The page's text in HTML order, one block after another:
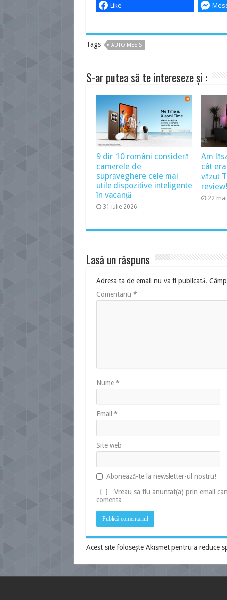
Like
Tags AUTO MEE S
S-ar putea să te intereseze și :
9 din 10 români consideră
camerele de
supraveghere cele mai
utile dispozitive inteligente
în vacanță
31 iulie 2026
Am
cât
văzut
review!
22
Lasă un răspuns
Adresa ta de email nu va fi publicată.
Comentariu *
Nume *
Email *
Site web
Abonează-te la newsletter-ul nostru!
Vreau sa fiu anuntat(a) prin email
comenta
Acest site folosește Akismet pentru a reduce